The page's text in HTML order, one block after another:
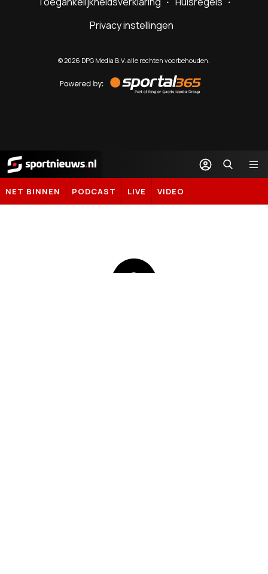
Privacy instellingen
©2026 DPG Media B.V. alle rechten voorbehouden.
by
Sportal365
Sportnieuws.nl
NET BINNEN PODCAST LIVE VIDEO